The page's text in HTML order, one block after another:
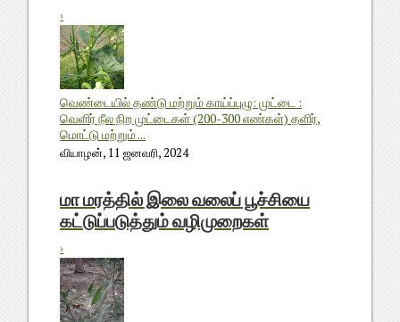
›
வெண்டையில் தண்டு மற்றும் காய்ப்புழு: முட்டை :
வெளிர் நீல நிற முட்டைகள் (200-300 எண்கள்) தளிர்,
மொட்டு மற்றும் ...
வியாழன், 11 ஜனவரி, 2024
மா மரத்தில் இலை வலைப் பூச்சியை
கட்டுப்படுத்தும் வழிமுறைகள்
›